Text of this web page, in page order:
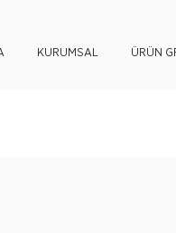
KURUMSAL ÜRÜN